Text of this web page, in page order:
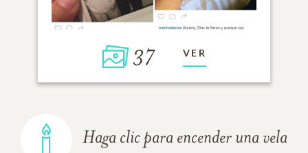
37 VER
Haga clic para encender una vela